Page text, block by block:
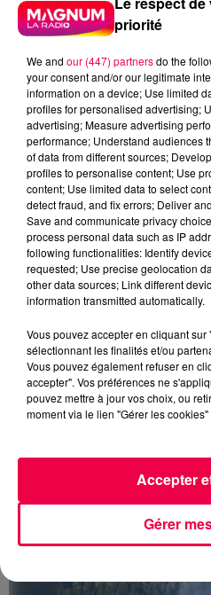
5 août 2026
Des assiettes
excès de plomb
Du plomb a été détecté
céramique vendues entre
PRÉVIFEUX : "il faut
dans les Vosges
priorité
We and our (447) partnersdo the
your consent and/or our legitimate
information on a device; Use limited
profiles for personalised advertising;
advertising; Measure advertising
performance; Understand audiences
of data from different sources;
profiles to personalise content; Use
content; Use limited data to select
detect fraud, and fix errors; Deliver
Save and communicate privacy
process personal data such as IP
following functionalities: Identify
requested; Use precise geolocation
other data sources; Link different
information transmitted automatically.
Vous pouvez accepter en cliquant
sélectionnant les finalités et/ou
Vous pouvez également refuser en
accepter". Vos préférences ne
pouvez mettre à jour vos choix, ou
moment via le lien "Gérer les
Gérer
Accepter